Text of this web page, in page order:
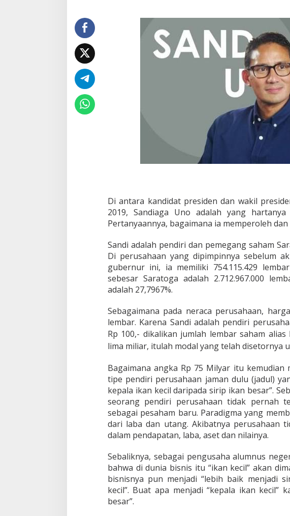
u
n
e
Di antara kandidat presiden dan wakil
2019, Sandiaga Uno adalah yang
Pertanyaannya, bagaimana ia memperoleh
Sandi adalah pendiri dan pemegang saham
Di perusahaan yang dipimpinnya sebelum
gubernur ini, ia memiliki 754.115.429
sebesar Saratoga adalah 2.712.967.000
adalah 27,7967%.
Sebagaimana pada neraca perusahaan,
lembar. Karena Sandi adalah pendiri
Rp 100,- dikalikan jumlah lembar saham alias
lima miliar, itulah modal yang telah disetornya
Bagaimana angka Rp 75 Milyar itu kemudian
tipe pendiri perusahaan jaman dulu (jadul)
kepala ikan kecil daripada sirip ikan besar”.
seorang pendiri perusahaan tidak pernah
sebagai pesaham baru. Paradigma yang
dari laba dan utang. Akibatnya perusahaan
dalam pendapatan, laba, aset dan nilainya.
Sebaliknya, sebagai pengusaha alumnus
bahwa di dunia bisnis itu “ikan kecil” akan
bisnisnya pun menjadi “lebih baik menjadi
kecil”. Buat apa menjadi “kepala ikan kecil”
besar”.